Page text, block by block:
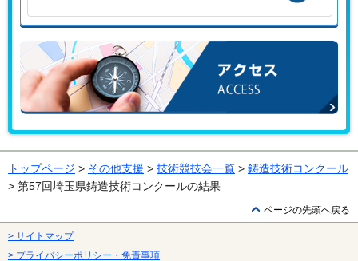
お問い合わせはこちらから
トップページ > その他支援 > 技術競技会一覧 > 鋳造技術コンクール
> 第57回埼玉県鋳造技術コンクールの結果
ページの先頭へ戻る
> サイトマップ
> プライバシーポリシー・免責事項